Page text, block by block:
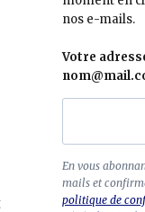
nos e-mails.
Votre
C
h
a
En vous
mails et
politique de